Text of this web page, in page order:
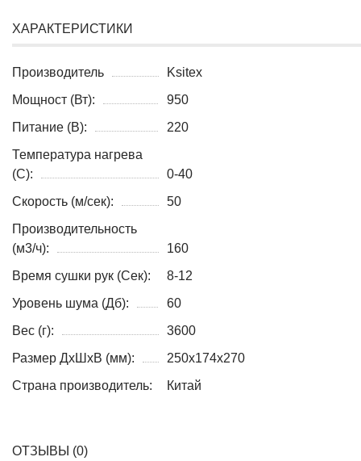
ХАРАКТЕРИСТИКИ
Производитель
Ksitex
Мощност (Вт):
950
Питание (В):
220
Температура нагрева
(C):
0-40
Скорость (м/сек):
50
Производительность
(м3/ч):
160
Время сушки рук (Сек):
8-12
Уровень шума (Дб):
60
Вес (г):
3600
Размер ДxШхВ (мм):
250x174x270
Страна производитель:
Китай
ОТЗЫВЫ (0)